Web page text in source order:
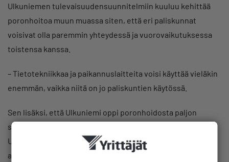
Ulkuniemen tulevaisuudensuunnitelmiin kuuluu kehittää
poronhoitoa muun muassa siten, että eri paliskunnat
voisivat olla paremmin yhteydessä ja vuorovaikutuksessa
toistensa kanssa.
– Tietotekniikkaa ja paikannuslaitteita voisi käyttää vieläkin
enemmän, vaikka niitä on jo paliskuntien käytössä.
Sen lisäksi, että Ulkuniemi oppi poronhoidosta paljon
seuratessaan isänsä työtä, hän on myös opiskellut alaa.
Ulkuniemi suoritti vuonna 2016 porotalouden
ammattitutkinnon Saamelaisalueen koulutuskeskuksessa.